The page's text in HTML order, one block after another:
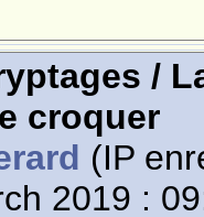
/
croquer
(IP
2019 :